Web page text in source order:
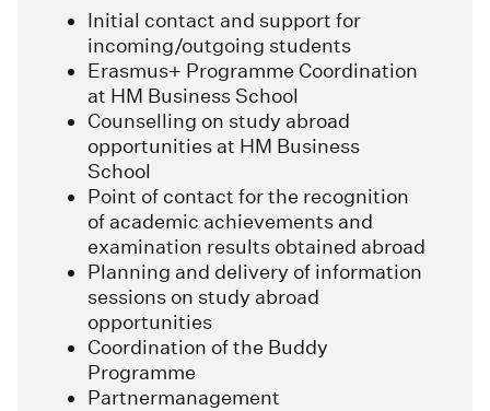
Initial contact and support for
incoming/outgoing students
Erasmus+ Programme Coordination
at HM Business School
Counselling on study abroad
opportunities at HM Business
School
Point of contact for the recognition
of academic achievements and
examination results obtained abroad
Planning and delivery of information
sessions on study abroad
opportunities
Coordination of the Buddy
Programme
Partnermanagement